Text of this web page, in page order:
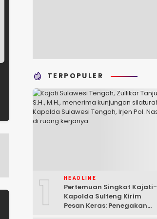
TERPOPULER
1 HEADLINE
Pertemuan Singkat Kajati-
Kapolda Sulteng Kirim
Pesan Keras: Penegakan